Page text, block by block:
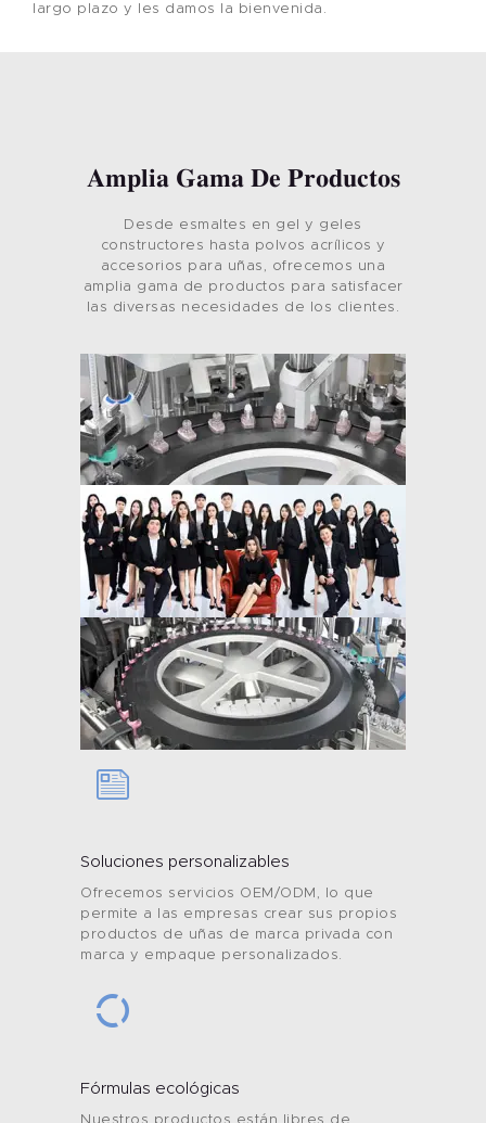
Marca Privada
largo plazo y les damos la bienvenida.
Amplia Gama De Productos
Desde esmaltes en gel y geles
constructores hasta polvos acrílicos y
accesorios para uñas, ofrecemos una
amplia gama de productos para satisfacer
las diversas necesidades de los clientes.
Soluciones personalizables
Ofrecemos servicios OEM/ODM, lo que
permite a las empresas crear sus propios
productos de uñas de marca privada con
marca y empaque personalizados.
Fórmulas ecológicas